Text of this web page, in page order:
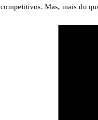
competitivos. Mas, mais do